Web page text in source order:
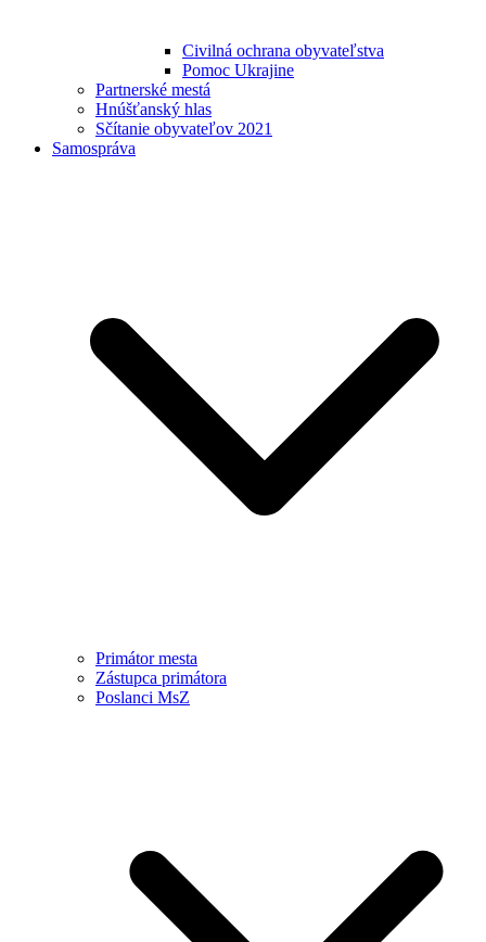
Civilná ochrana obyvateľstva
Pomoc Ukrajine
Partnerské mestá
Hnúšťanský hlas
Sčítanie obyvateľov 2021
Samospráva
Primátor mesta
Zástupca primátora
Poslanci MsZ